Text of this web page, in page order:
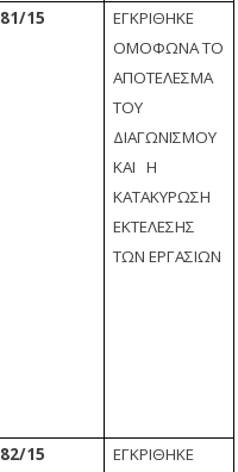
81/15
ΕΓΚΡΙΘΗΚΕ
ΟΜΟΦΩΝΑ ΤΟ
ΑΠΟΤΕΛΕΣΜΑ
ΤΟΥ
ΔΙΑΓΩΝΙΣΜΟΥ
ΚΑΙ Η
ΚΑΤΑΚΥΡΩΣΗ
ΕΚΤΕΛΕΣΗΣ
ΤΩΝ ΕΡΓΑΣΙΩΝ
82/15
ΕΓΚΡΙΘΗΚΕ